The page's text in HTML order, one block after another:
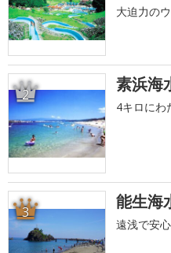
大迫力の
2 素浜海
4キロにわ
3 能生海
遠浅で安